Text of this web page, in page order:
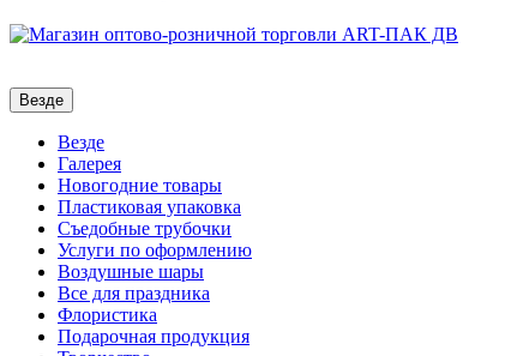
Везде
Везде
Галерея
Новогодние товары
Пластиковая упаковка
Съедобные трубочки
Услуги по оформлению
Воздушные шары
Все для праздника
Флористика
Подарочная продукция